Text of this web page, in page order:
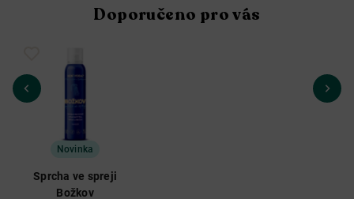
Doporučeno pro vás
Novinka
Sprcha ve spreji
Božkov